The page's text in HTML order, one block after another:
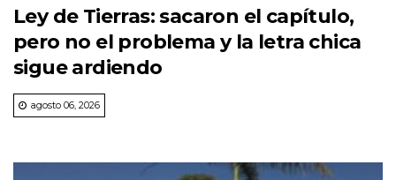
Ley de Tierras: sacaron el capítulo,
pero no el problema y la letra chica
sigue ardiendo
agosto 06, 2026